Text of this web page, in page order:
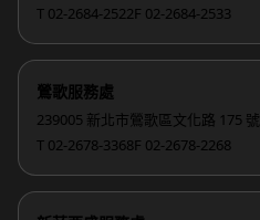
T 02-2684-2522F 02-2684-2533
鶯歌服務處
239005 新北市鶯歌區文化路 175 號
T 02-2678-3368F 02-2678-2268